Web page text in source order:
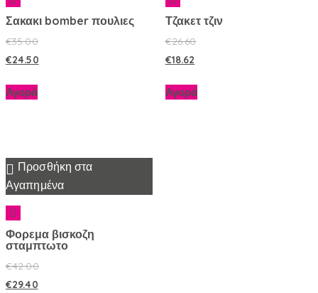
Σακακι bomber πουλιες
€35.00
€24.50
Αγορά
Τζακετ τζιν
€26.60
€18.62
Αγορά
Προσθήκη στα
Αγαπημένα
Φορεμα βισκοζη
σταμπτωτο
€42.00
€29.40